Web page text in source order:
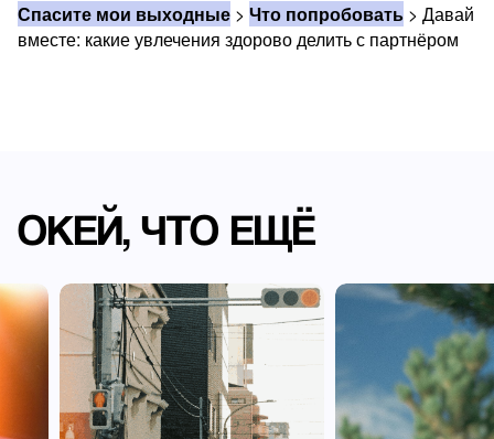
Спасите мои выходные > Что попробовать > Давай
вместе: какие увлечения здорово делить с партнёром
ОКЕЙ, ЧТО ЕЩЁ